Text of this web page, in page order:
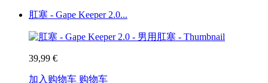
肛塞 - Gape Keeper 2.0...
39,99 €
加入购物车 购物车